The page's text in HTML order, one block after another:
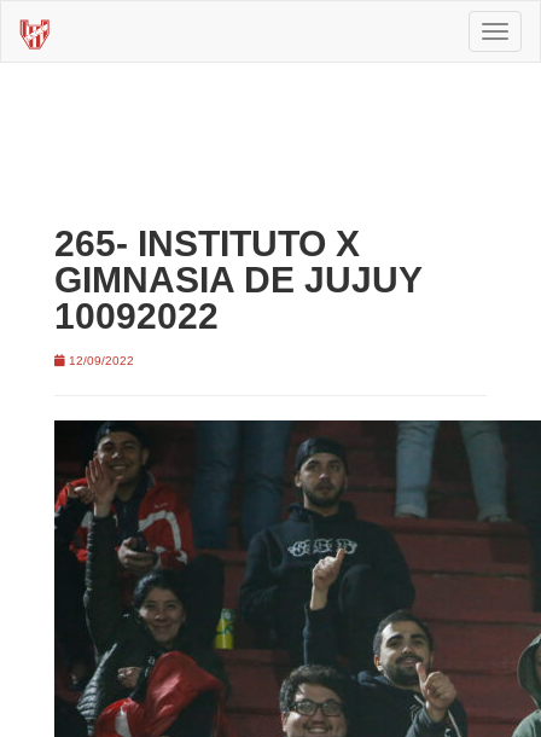
265- INSTITUTO X
GIMNASIA DE JUJUY
10092022
12/09/2022